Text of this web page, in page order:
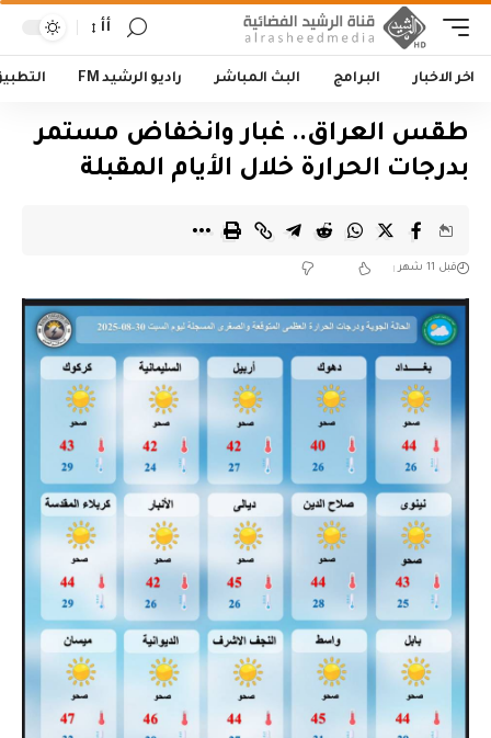
أأ
اخر الاخبار البرامج البث المباشر راديو الرشيد FM
طقس العراق.. غبار وانخفاض مستمر
بدرجات الحرارة خلال الأيام المقبلة
قبل 11 شهر